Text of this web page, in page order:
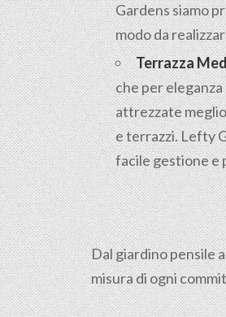
Gardens siamo
modo da
Terrazza
che per
attrezzate
e terrazzi. Lefty
facile gestione e
Dal giardino pensile
misura di ogni